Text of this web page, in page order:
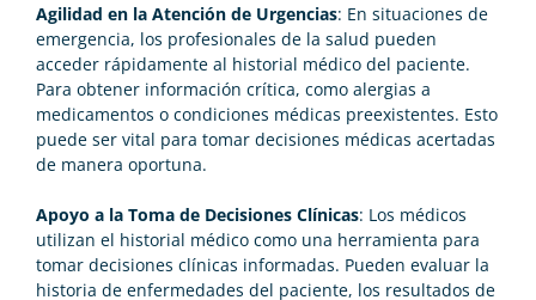
Agilidad en la Atención de Urgencias: En situaciones de
emergencia, los profesionales de la salud pueden
acceder rápidamente al historial médico del paciente.
Para obtener información crítica, como alergias a
medicamentos o condiciones médicas preexistentes. Esto
puede ser vital para tomar decisiones médicas acertadas
de manera oportuna.
Apoyo a la Toma de Decisiones Clínicas: Los médicos
utilizan el historial médico como una herramienta para
tomar decisiones clínicas informadas. Pueden evaluar la
historia de enfermedades del paciente, los resultados de